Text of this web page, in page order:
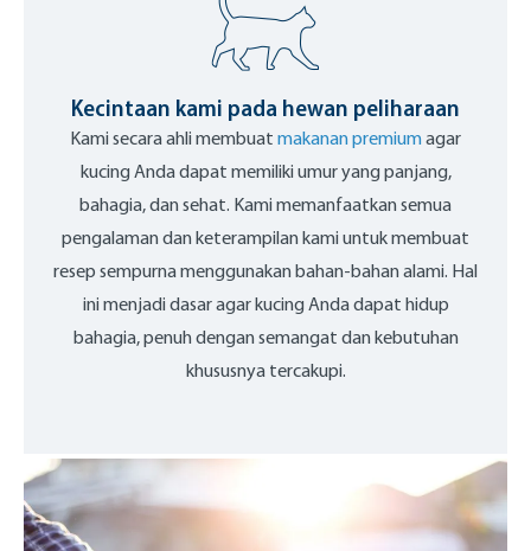
Kecintaan kami pada hewan peliharaan
Kami secara ahli membuat makanan premiumagar
kucing Anda dapat memiliki umur yang panjang,
bahagia, dan sehat. Kami memanfaatkan semua
pengalaman dan keterampilan kami untuk membuat
resep sempurna menggunakan bahan-bahan alami. Hal
ini menjadi dasar agar kucing Anda dapat hidup
bahagia, penuh dengan semangat dan kebutuhan
khususnya tercakupi.